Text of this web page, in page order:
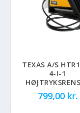
TEXAS A/S
4-I-1
799,00 kr.